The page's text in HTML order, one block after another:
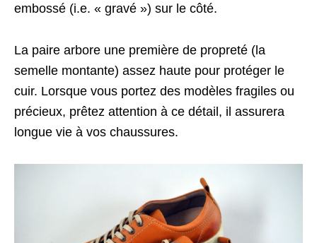
embossé (i.e. « gravé ») sur le côté.
La paire arbore une première de propreté (la
semelle montante) assez haute pour protéger le
cuir. Lorsque vous portez des modèles fragiles ou
précieux, prêtez attention à ce détail, il assurera
longue vie à vos chaussures.